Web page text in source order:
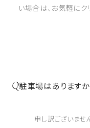
い場合は、お気軽にク
Q駐車場はありますか
申し訳ございませ